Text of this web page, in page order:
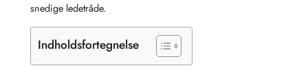
snedige ledetråde.
Indholdsfortegnelse